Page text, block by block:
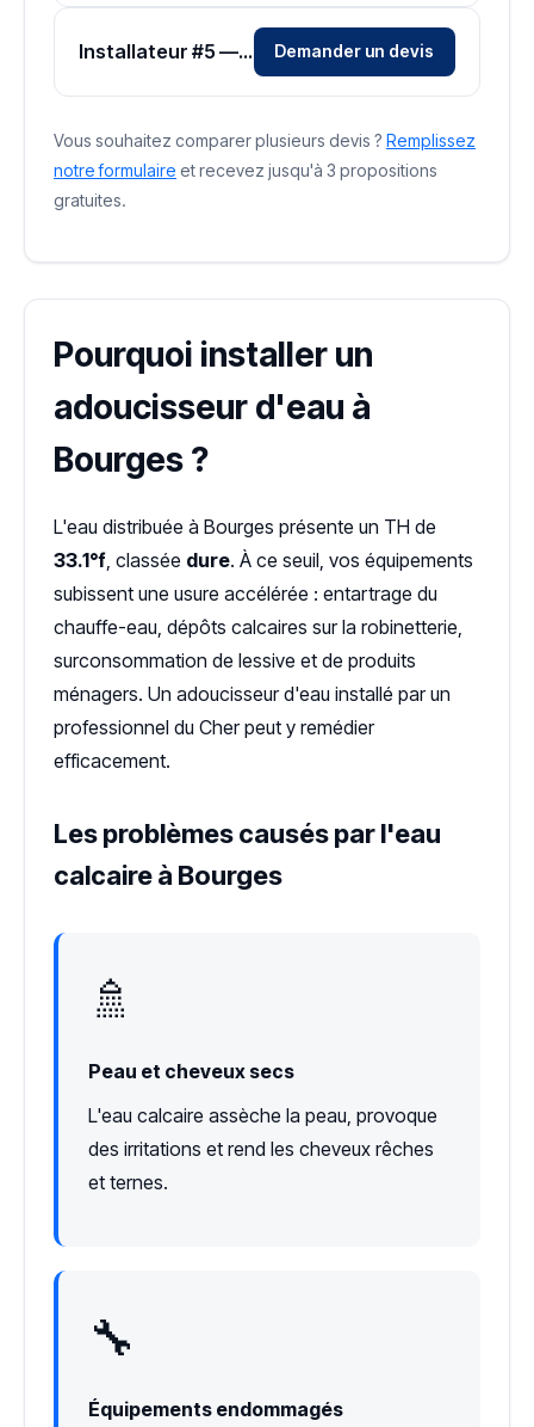
Installateur #5 — Zone Cher Demander un devis
Vous souhaitez comparer plusieurs devis ? Remplissez
notre formulaire et recevez jusqu'à 3 propositions
gratuites.
Pourquoi installer un
adoucisseur d'eau à
Bourges ?
L'eau distribuée à Bourges présente un TH de
33.1°f , classée dure. À ce seuil, vos équipements
subissent une usure accélérée : entartrage du
chauffe-eau, dépôts calcaires sur la robinetterie,
surconsommation de lessive et de produits
ménagers. Un adoucisseur d'eau installé par un
professionnel du Cher peut y remédier
efficacement.
Les problèmes causés par l'eau
calcaire à Bourges
🚿
Peau et cheveux secs
L'eau calcaire assèche la peau, provoque
des irritations et rend les cheveux rêches
et ternes.
🔧
Équipements endommagés